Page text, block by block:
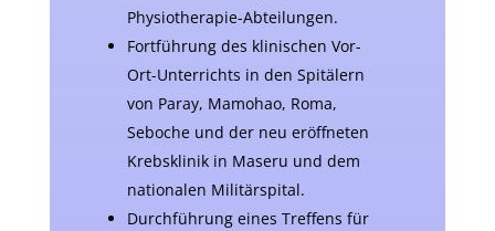
Physiotherapie-Abteilungen.
Fortführung des klinischen Vor-
Ort-Unterrichts in den Spitälern
von Paray, Mamohao, Roma,
Seboche und der neu eröffneten
Krebsklinik in Maseru und dem
nationalen Militärspital.
Durchführung eines Treffens für